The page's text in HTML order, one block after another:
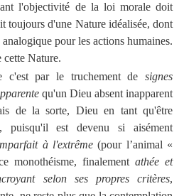
l'objectivité de la loi morale doit
toujours d'une Nature idéalisée, dont
pour les actions humaines.
cette Nature.
c'est par le truchement de signes
qu'un Dieu absent inapparent
de la sorte, Dieu en tant qu'être
puisqu'il est devenu si aisément
à l'extrême (pour l’animal «
monothéisme, finalement athée et
selon ses propres critères,